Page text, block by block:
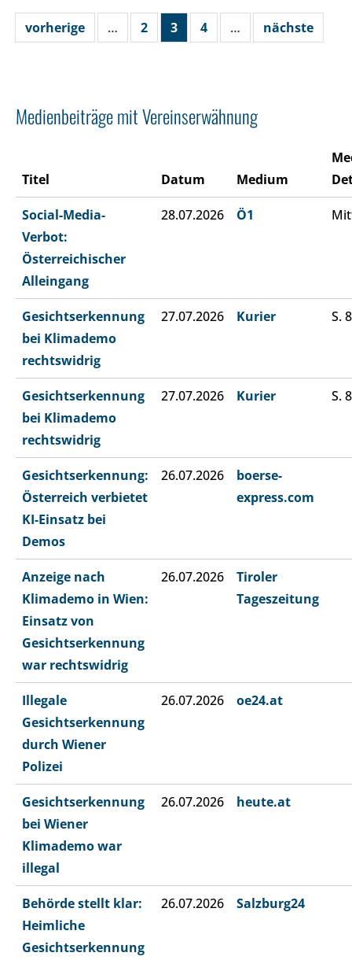
vorherige … 2 3 4 … nächste
Medienbeiträge mit Vereinserwähnung
Titel Datum Medium
Social-Media-
Verbot:
Österreichischer
Alleingang
28.07.2026 Ö1
Gesichtserkennung
bei Klimademo
rechtswidrig
27.07.2026 Kurier S. 8
Gesichtserkennung
bei Klimademo
rechtswidrig
27.07.2026 Kurier S. 8
Gesichtserkennung:
Österreich verbietet
KI-Einsatz bei
Demos
26.07.2026
boerse-
express.com
Anzeige nach
Klimademo in Wien:
Einsatz von
Gesichtserkennung
war rechtswidrig
26.07.2026
Tiroler
Tageszeitung
Illegale
Gesichtserkennung
durch Wiener
Polizei
26.07.2026 oe24.at
Gesichtserkennung
bei Wiener
Klimademo war
illegal
26.07.2026 heute.at
Behörde stellt klar:
Heimliche
Gesichtserkennung
26.07.2026 Salzburg24